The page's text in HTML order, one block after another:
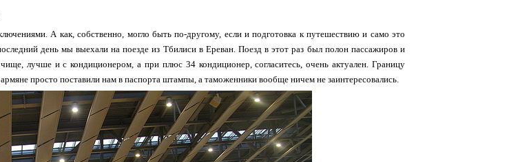
А как, собственно, могло быть по-другому, если и подготовка к путешествию и само это
день мы выехали на поезде из Тбилиси в Ереван. Поезд в этот раз был полон пассажиров и
лучше и с кондиционером, а при плюс 34 кондиционер, согласитесь, очень актуален. Границу
просто поставили нам в паспорта штампы, а таможенники вообще ничем не заинтересовались.